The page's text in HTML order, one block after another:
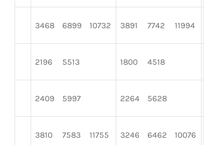
3468 6899 10732 3891 7742 11994
2196 5513 1800 4518
2409 5997 2264 5628
3810 7583 11755 3246 6462 10076